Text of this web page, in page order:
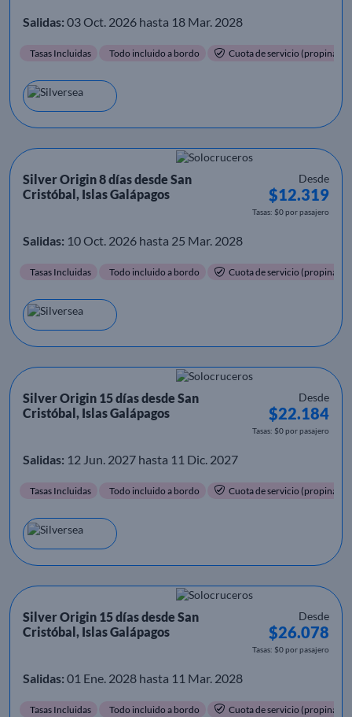
Salidas: 03 Oct. 2026 hasta 18 Mar. 2028
Tasas Incluidas Todo incluido a bordo Cuota de servicio (propinas)
Silver Origin 8 días desde San
Cristóbal, Islas Galápagos
Desde
$12.319
Tasas: $0 por pasajero
Salidas: 10 Oct. 2026 hasta 25 Mar. 2028
Tasas Incluidas Todo incluido a bordo Cuota de servicio (propinas)
Silver Origin 15 días desde San
Cristóbal, Islas Galápagos
Desde
$22.184
Tasas: $0 por pasajero
Salidas: 12 Jun. 2027 hasta 11 Dic. 2027
Tasas Incluidas Todo incluido a bordo Cuota de servicio (propinas)
Silver Origin 15 días desde San
Cristóbal, Islas Galápagos
Desde
$26.078
Tasas: $0 por pasajero
Salidas: 01 Ene. 2028 hasta 11 Mar. 2028
Tasas Incluidas Todo incluido a bordo Cuota de servicio (propinas)